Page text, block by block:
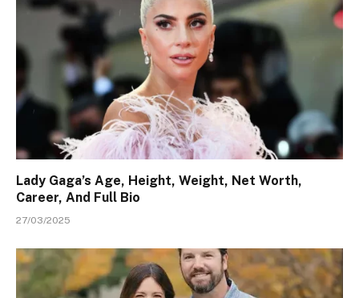
Lady Gaga’s Age, Height, Weight, Net Worth,
Career, And Full Bio
27/03/2025